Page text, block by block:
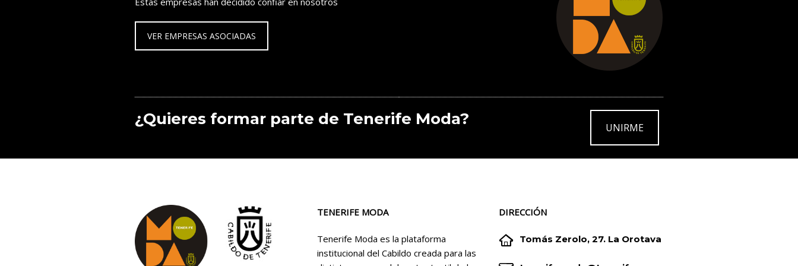
VER EMPRESAS ASOCIADAS
¿Quieres formar parte de Tenerife Moda? UNIRME
TENERIFE MODA
Tenerife Moda es la plataforma
institucional del Cabildo creada para las
DIRECCIÓN

 Tomás Zerolo, 27. La Orotava